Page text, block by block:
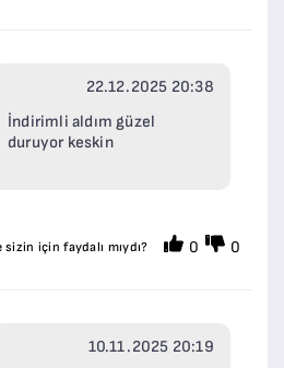
22.12.2025 20:38
İndirimli aldım güzel
duruyor keskin
için faydalı mıydı? 0 0
10.11.2025 20:19